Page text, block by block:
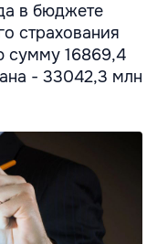
в бюджете
страхования
сумму 16869,4
- 33042,3 млн